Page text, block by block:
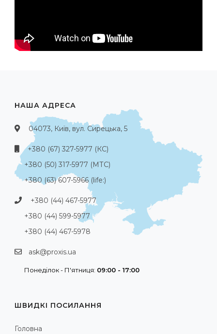
НАША АДРЕСА
04073, Київ, вул. Сирецька, 5
+380 (67) 327-5977 (КС)
+380 (50) 317-5977 (МТС)
+380 (63) 607-5966 (life:)
+380 (44) 467-5977
+380 (44) 599-5977
+380 (44) 467-5978
ask@proxis.ua
Понеділок - П'ятниця: 09:00 - 17:00
ШВИДКІ ПОСИЛАННЯ
Головна